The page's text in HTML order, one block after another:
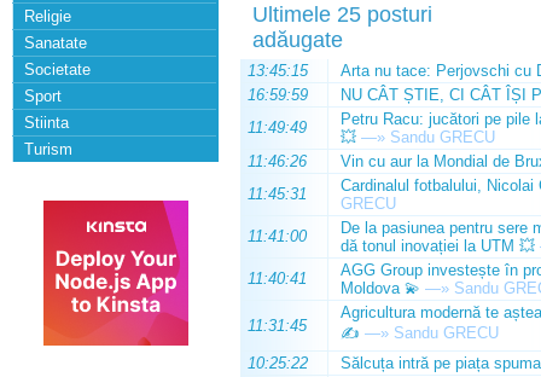
Religie
Sanatate
Societate
Sport
Stiinta
Turism
Ultimele 25 posturi
adăugate
13:45:15
Arta nu tace: Perjovschi cu
16:59:59
NU CÂT ȘTIE, CI CÂT ÎȘI
11:49:49
Petru Racu: jucători pe pile
💥 —» Sandu GRECU
11:46:26
Vin cu aur la Mondial de
11:45:31
Cardinalul fotbalului,
GRECU
11:41:00
De la pasiunea pentru sere
dă tonul inovației la UTM 💥
11:40:41
AGG Group investește în
Moldova 💫 —» Sandu
11:31:45
Agricultura modernă te
✍️ —» Sandu GRECU
10:25:22
Sălcuța intră pe piața